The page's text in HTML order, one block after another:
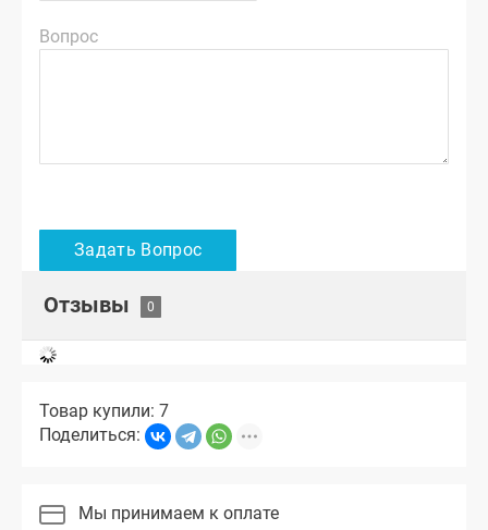
Вопрос
Отзывы
Товар купили: 7
Поделиться:
Мы принимаем к оплате